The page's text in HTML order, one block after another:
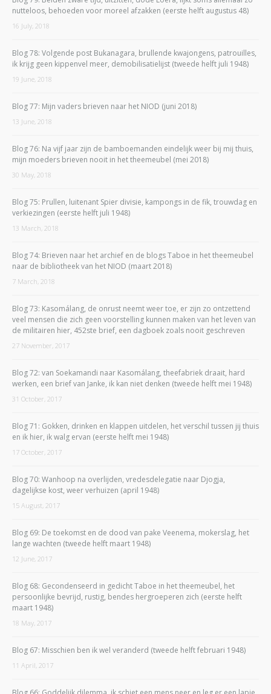
nutteloos, behoeden voor moreel afzakken (eerste helft augustus 48)
16 July, 2018
Blog 78: Volgende post Bukanagara, brullende kwajongens, patrouilles,
ik krijg geen kippenvel meer, demobilisatielijst (tweede helft juli 1948)
19 June, 2018
Blog 77: Mijn vaders brieven naar het NIOD (juni 2018)
13 June, 2018
Blog 76: Na vijf jaar zijn de bamboemanden eindelijk weer bij mij thuis,
mijn moeders brieven nooit in het theemeubel (mei 2018)
30 May, 2018
Blog 75: Prullen, luitenant Spier divisie, kampongs in de fik, trouwdag en
verkiezingen (eerste helft juli 1948)
13 March, 2018
Blog 74: Brieven naar het archief en de blogs Taboe in het theemeubel
naar de bibliotheek van het NIOD (maart 2018)
7 March, 2018
Blog 73: Kasomálang, de onrust neemt weer toe, er zijn zo ontzettend
veel mensen die zich geen voorstelling kunnen maken van het leven van
de militairen hier, 452ste brief, een dagboek zoals nooit geschreven
27 November, 2017
Blog 72: van Soekamandi naar Kasomálang, theefabriek draait, hard
werken, een brief van Janke, ik kan niet denken (tweede helft mei 1948)
31 October, 2017
Blog 71: Gokken, drinken en klappen uitdelen, het verschil tussen jij thuis
en ik hier, ik walg ervan (eerste helft mei 1948)
17 October, 2017
Blog 70: Wanhoop na overlijden, vredesdelegatie naar Djogja,
dagelijkse kost, weer verhuizen (april 1948)
15 August, 2017
Blog 69: De toekomst en de dood van pake Veenema, mokerslag, het
lange wachten (tweede helft maart 1948)
12 June, 2017
Blog 68: Gecondenseerd in gedicht Taboe in het theemeubel, het
persoonlijke bevrijd, rustig, bendes hergroeperen zich (eerste helft
maart 1948)
18 May, 2017
Blog 67: Misschien ben ik wel veranderd (tweede helft februari 1948)
11 April, 2017